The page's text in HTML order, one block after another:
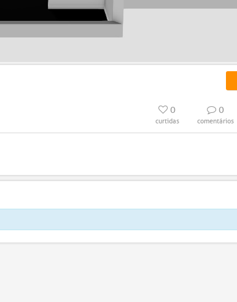
0
curtidas
0
comentários